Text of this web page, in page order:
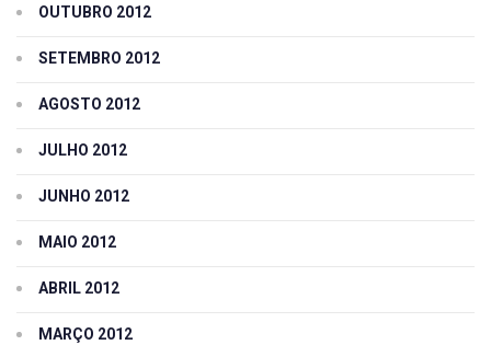
OUTUBRO 2012
SETEMBRO 2012
AGOSTO 2012
JULHO 2012
JUNHO 2012
MAIO 2012
ABRIL 2012
MARÇO 2012